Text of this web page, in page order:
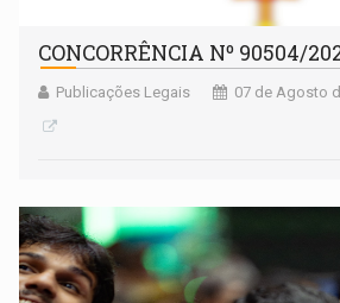
CONCORRÊNCIA Nº 90504/
Publicações Legais 07 de Agosto